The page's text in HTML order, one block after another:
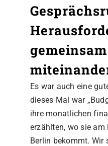
Es war auch eine
dieses Mal war
ihre monatlichen
erzählten, wo sie
Berlin bekommt. Wir